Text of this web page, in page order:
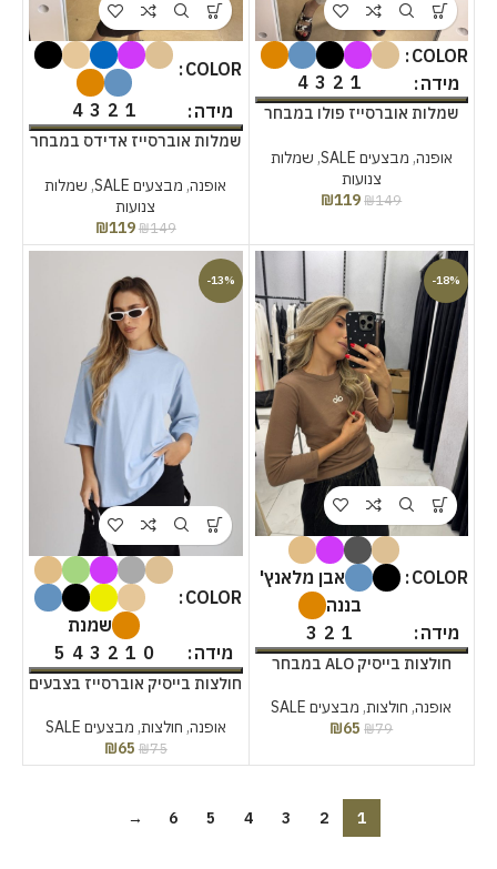
COLOR
מידה
1
2
3
4
שמלות אוברסייז פולו במבחר
אופנה, מבצעים SALE , שמלות
צנועות
₪149
₪119
COLOR
מידה
1
2
3
4
שמלות אוברסייז אדידס במבחר
אופנה, מבצעים SALE , שמלות
צנועות
₪149
₪119
-18%
COLOR
אבן מלאנץ'
בננה
מידה
1
2
3
חולצות בייסיק ALO במבחר
אופנה, חולצות, מבצעים SALE
₪79
₪65
-13%
COLOR
שמנת
מידה
0
1
2
3
4
5
חולצות בייסיק אוברסייז בצבעים
אופנה, חולצות, מבצעים SALE
₪75
₪65
1
2
3
4
5
6
→